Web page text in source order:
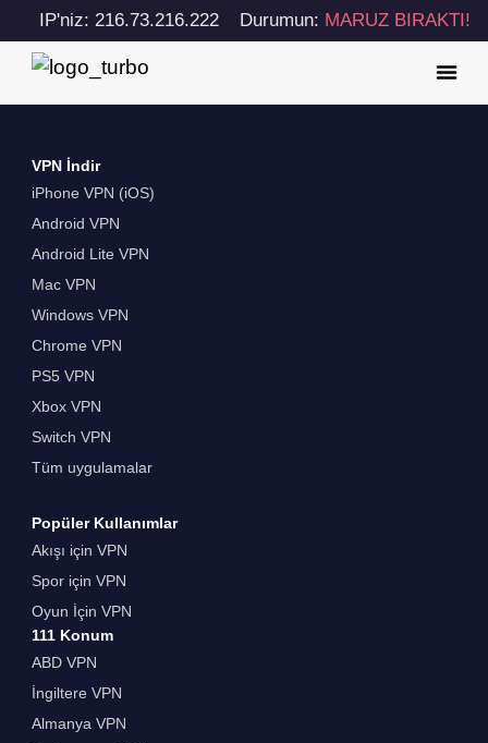
IP'niz: 216.73.216.222 Durumun: MARUZ BIRAKTI!
VPN İndir
iPhone VPN (iOS)
Android VPN
Android Lite VPN
Mac VPN
Windows VPN
Chrome VPN
PS5 VPN
Xbox VPN
Switch VPN
Tüm uygulamalar
Popüler Kullanımlar
Akışı için VPN
Spor için VPN
Oyun İçin VPN
111 Konum
ABD VPN
İngiltere VPN
Almanya VPN